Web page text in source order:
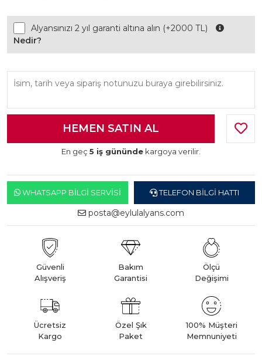
Alyansınızı 2 yıl garanti altına alın (+2000 TL)
Nedir?
En geç 5 iş gününde kargoya verilir.
WHATSAPP BILGI SERVISI TELEFON BILGI HATTI
posta@eylulalyans.com
Güvenli
Alışveriş
Bakım
Garantisi
Ölçü
Değişimi
Ücretsiz
Kargo
Özel Şık
Paket
100% Müşteri
Memnuniyeti